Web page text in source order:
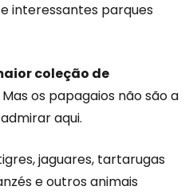
interessantes parques
coleção de
Mas os papagaios não são a
aqui.
jaguares, tartarugas
e outros animais